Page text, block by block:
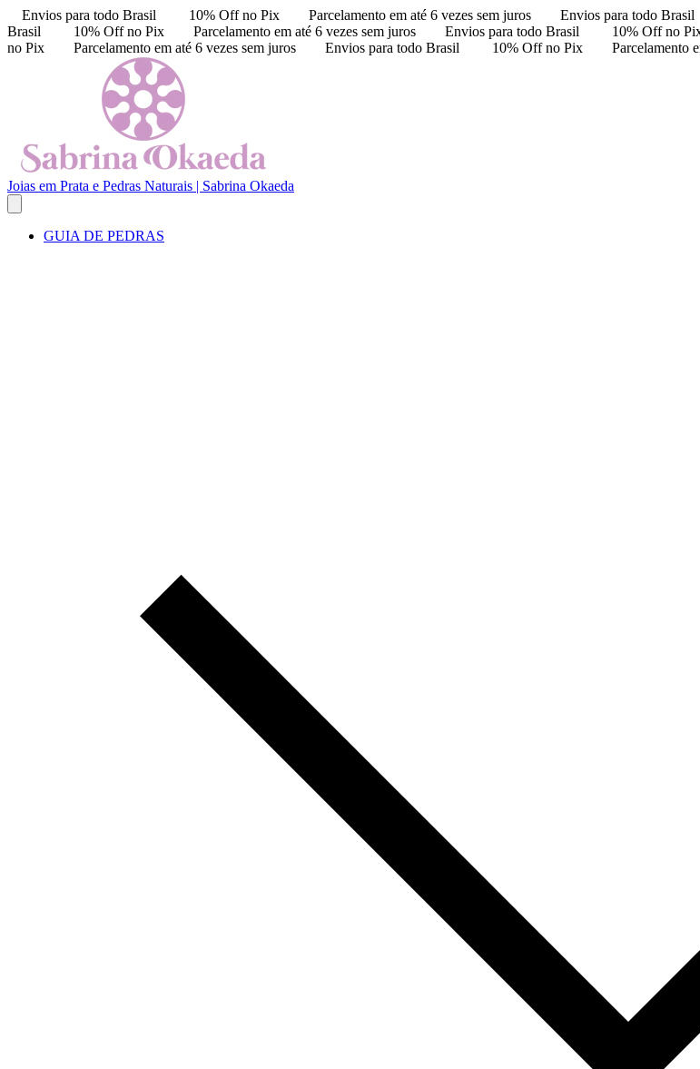
Envios para todo Brasil 10% Off no Pix Parcelamento em até 6 vezes sem juros Envios para todo Brasil
Brasil
10% Off no Pix Parcelamento em até 6 vezes sem juros Envios para todo Brasil 10% Off no
no Pix
Parcelamento em até 6 vezes sem juros Envios para todo Brasil 10% Off no Pix Parcelamento
Joias em Prata e Pedras Naturais | Sabrina Okaeda
GUIA DE PEDRAS